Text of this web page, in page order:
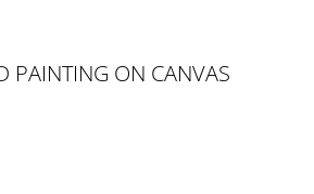
PAINTING ON CANVAS